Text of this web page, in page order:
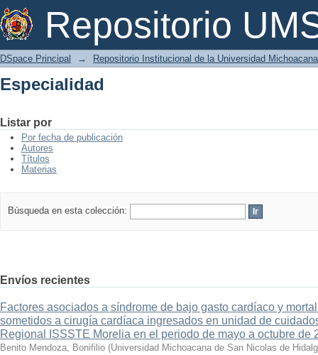
Repositorio
Especialidad
DSpace Principal → Repositorio Institucional de la Universidad
Especialidad
Listar por
Por fecha de publicación
Autores
Títulos
Materias
Búsqueda en esta colección:
Envíos recientes
Factores asociados a síndrome de bajo gasto cardíaco y
sometidos a cirugía cardíaca ingresados en unidad de
Regional ISSSTE Morelia en el periodo de mayo a octubre de
Benito Mendoza, Bonifilio (Universidad Michoacana de San Nicolas de